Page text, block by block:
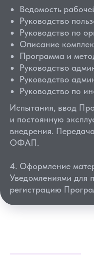
Ведомость
Руководство
Руководство по
Описание
Программа и
Руководство
Руководство
Руководство по
Испытания, ввод
и постоянную
внедрения.
ОФАП.
4. Оформление
Уведомлениями для
регистрацию